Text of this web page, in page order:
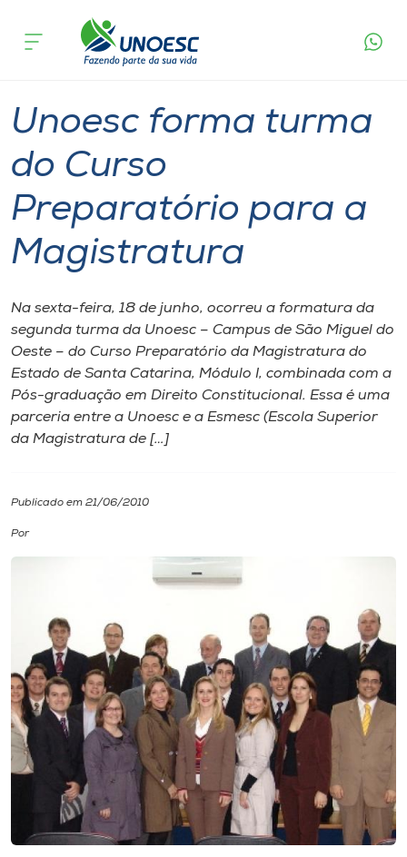
Cursos
Pesquisa
Atendimento ao Estudante
Portal de Ensino
A
Unoesc
Internacionalização
I.nova
Diplomados
Cultura
Biblioteca
Editora
Rádio
Museu
acontece
Unoesc forma turma
do Curso
Preparatório para a
Magistratura
Na sexta-feira, 18 de junho, ocorreu a formatura da
segunda turma da Unoesc – Campus de São Miguel do
Oeste – do Curso Preparatório da Magistratura do
Estado de Santa Catarina, Módulo I, combinada com a
Pós-graduação em Direito Constitucional. Essa é uma
parceria entre a Unoesc e a Esmesc (Escola Superior
da Magistratura de […]
Publicado em 21/06/2010
Por